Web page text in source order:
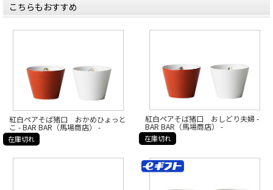
こちらもおすすめ
紅白ペアそば猪口 おかめひょっと
こ - BAR BAR（馬場商店） -
在庫切れ
紅白ペアそば猪口 おしどり夫婦 -
BAR BAR（馬場商店） -
在庫切れ